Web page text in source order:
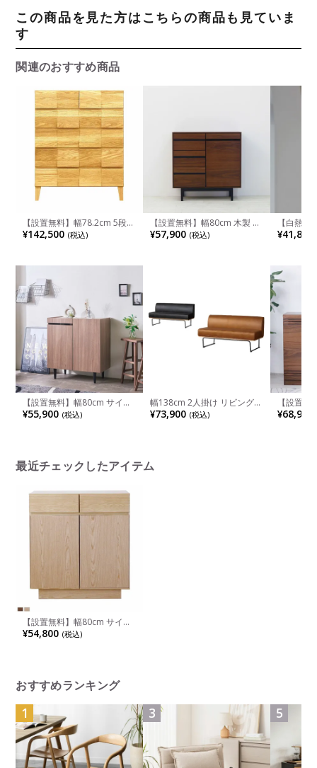
この商品を見た方はこちらの商品も見ていま
す
関連のおすすめ商品
【設置無料】幅78.2cm 5段チ
ェスト オーク 無垢材 桐材 洋
服収納 おしゃれ 衣類収納 整
¥142,500 (税込)
【設置無料】幅80cm 木製 サ
イドボード 天然木 可動棚 扉
付き 引出し付き 配線穴付き
¥57,900 (税込)
【白熱
ントライ
ト 吊り下
¥41,800
【設置無料】幅80cm サイド
ボード テレビ台 ハイタイプ
大理石調 石目調 メラミン天
¥55,900 (税込)
幅138cm 2人掛け リビングソ
ファ COMFORM CRUSH
DANTON2 レザー調 ソファ
¥73,900 (税込)
【設置
キャビネ
ボード 引
¥68,900
最近チェックしたアイテム
【設置無料】幅80cm サイド
ボード 木製 無垢 天然木 リビ
ングボード 収納 引き出し リ
¥54,800 (税込)
おすすめランキング
1 3 5